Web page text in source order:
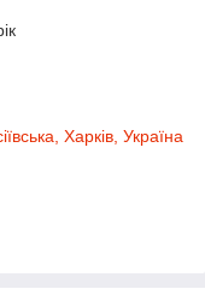
Харків, Україна